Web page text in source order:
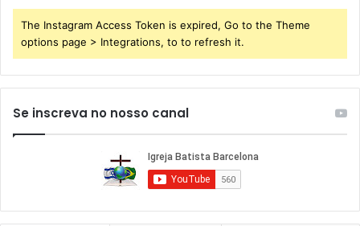
The Instagram Access Token is expired, Go to the Theme
options page > Integrations, to to refresh it.
Se inscreva no nosso canal